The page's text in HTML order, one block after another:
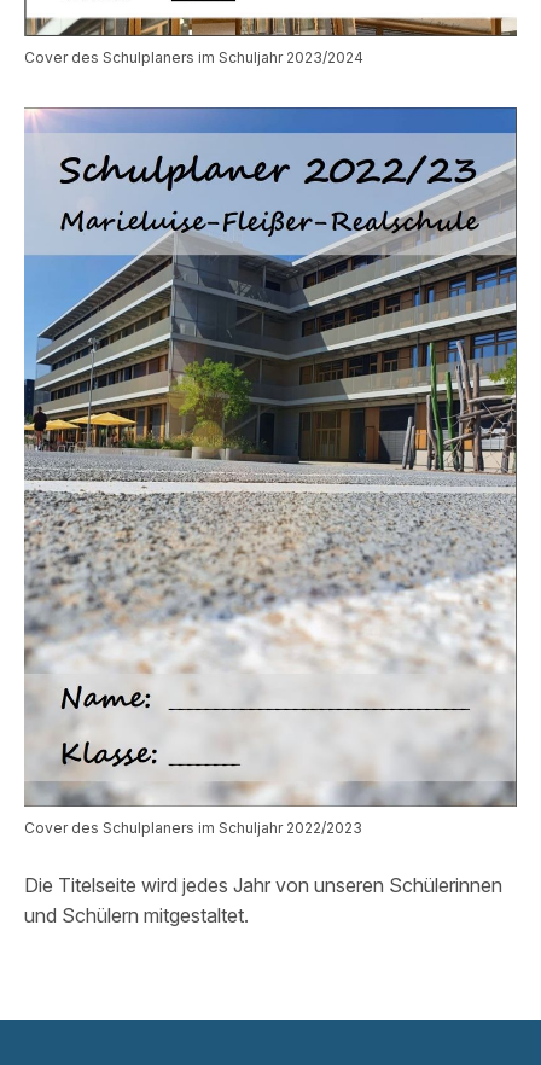
Cover des Schulplaners im Schuljahr 2023/2024
Cover des Schulplaners im Schuljahr 2022/2023
Die Titelseite wird jedes Jahr von unseren Schülerinnen
und Schülern mitgestaltet.